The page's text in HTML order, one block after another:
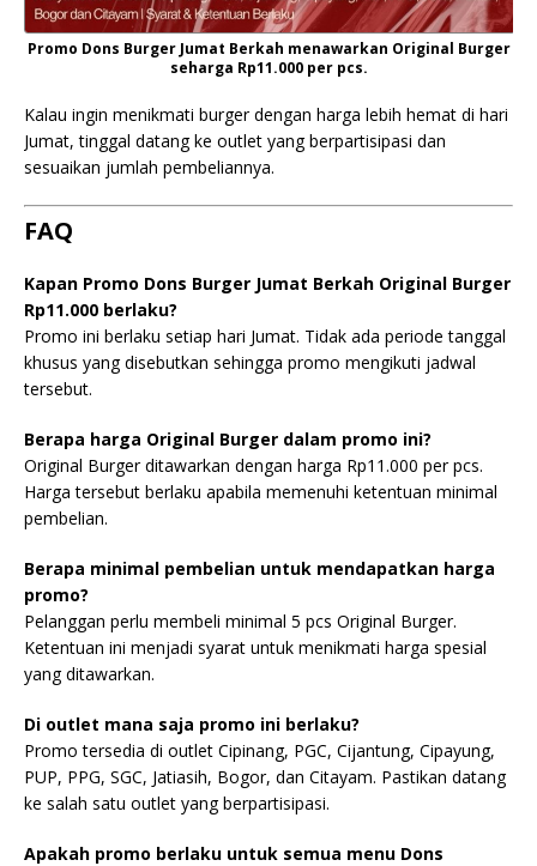
Promo Dons Burger Jumat Berkah menawarkan Original Burger
seharga Rp11.000 per pcs.
Kalau ingin menikmati burger dengan harga lebih hemat di hari
Jumat, tinggal datang ke outlet yang berpartisipasi dan
sesuaikan jumlah pembeliannya.
FAQ
Kapan Promo Dons Burger Jumat Berkah Original Burger
Rp11.000 berlaku?
Promo ini berlaku setiap hari Jumat. Tidak ada periode tanggal
khusus yang disebutkan sehingga promo mengikuti jadwal
tersebut.
Berapa harga Original Burger dalam promo ini?
Original Burger ditawarkan dengan harga Rp11.000 per pcs.
Harga tersebut berlaku apabila memenuhi ketentuan minimal
pembelian.
Berapa minimal pembelian untuk mendapatkan harga
promo?
Pelanggan perlu membeli minimal 5 pcs Original Burger.
Ketentuan ini menjadi syarat untuk menikmati harga spesial
yang ditawarkan.
Di outlet mana saja promo ini berlaku?
Promo tersedia di outlet Cipinang, PGC, Cijantung, Cipayung,
PUP, PPG, SGC, Jatiasih, Bogor, dan Citayam. Pastikan datang
ke salah satu outlet yang berpartisipasi.
Apakah promo berlaku untuk semua menu Dons